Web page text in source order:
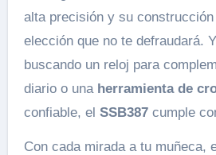
alta precisión y su construcción
elección que no te defraudará.
buscando un reloj para
diario o una herramienta de
confiable, el SSB387cumple
Con cada mirada a tu muñeca,